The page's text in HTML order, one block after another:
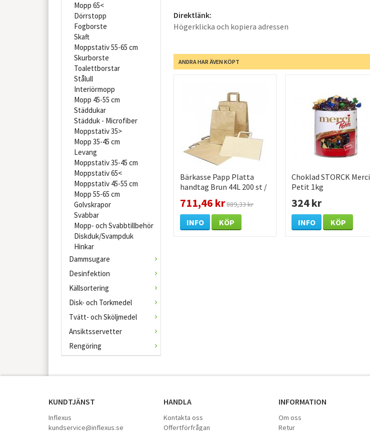
Mopp 65<
Dörrstopp
Fogborste
Skaft
Moppstativ 55-65 cm
Skurborste
Toalettborstar
Stålull
Interiörmopp
Mopp 45-55 cm
Städdukar
Städduk - Microfiber
Moppstativ 35>
Mopp 35-45 cm
Levang
Moppstativ 35-45 cm
Moppstativ 65<
Moppstativ 45-55 cm
Mopp 55-65 cm
Golvskrapor
Svabbar
Mopp- och Svabbtillbehör
Diskduk/Svampduk
Hinkar
Dammsugare
Desinfektion
Källsortering
Disk- och Torkmedel
Tvätt- och Sköljmedel
Ansiktsservetter
Rengöring
Direktlänk:
Högerklicka och kopiera adressen
ANDRA HAR ÄVEN KÖPT
Bärkasse Papp Platta
handtag Brun 44L 200 st /
förpackning
711,46 kr889,33 kr
INFO KÖP
Choklad STORCK Merci
Petit 1kg
324 kr
INFO KÖP
KUNDTJÄNST
Inflexus
kundservice@inflexus.se
HANDLA
Kontakta oss
Offertförfrågan
INFORMATION
Om oss
Retur